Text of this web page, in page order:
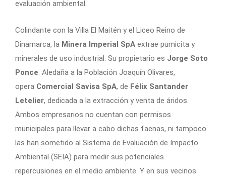
evaluación ambiental.
Colindante con la Villa El Maitén y el Liceo Reino de
Dinamarca, la Minera Imperial SpA extrae pumicita y
minerales de uso industrial. Su propietario es Jorge Soto
Ponce. Aledaña a la Población Joaquín Olivares,
opera Comercial Savisa SpA, de Félix Santander
Letelier, dedicada a la extracción y venta de áridos.
Ambos empresarios no cuentan con permisos
municipales para llevar a cabo dichas faenas, ni tampoco
las han sometido al Sistema de Evaluación de Impacto
Ambiental (SEIA) para medir sus potenciales
repercusiones en el medio ambiente. Y en sus vecinos.